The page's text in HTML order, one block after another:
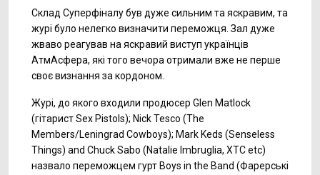
Склад Суперфіналу був дуже сильним та яскравим, та
журі було нелегко визначити переможця. Зал дуже
жваво реагував на яскравий виступ українців
АтмАсфера, які того вечора отримали вже не перше
своє визнання за кордоном.
Журі, до якого входили продюсер Glen Matlock
(гітарист Sex Pistols); Nick Tesco (The
Members/Leningrad Cowboys); Mark Keds (Senseless
Things) and Chuck Sabo (Natalie Imbruglia, XTC etc)
назвало переможцем гурт Boys in the Band (Фарерські